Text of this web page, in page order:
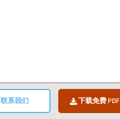
联系我们 下载免费 PDF